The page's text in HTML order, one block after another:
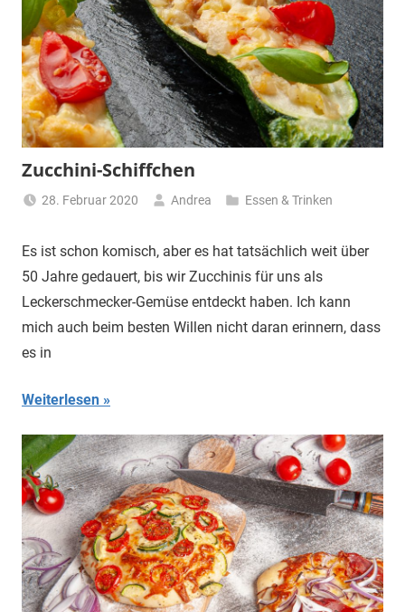
Zucchini-Schiffchen
28. Februar 2020 Andrea Essen & Trinken
Es ist schon komisch, aber es hat tatsächlich weit über
50 Jahre gedauert, bis wir Zucchinis für uns als
Leckerschmecker-Gemüse entdeckt haben. Ich kann
mich auch beim besten Willen nicht daran erinnern, dass
es in
Weiterlesen